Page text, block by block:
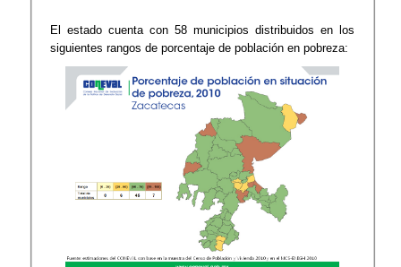
El estado cuenta con 58 municipios distribuidos en los
siguientes rangos de porcentaje de población en pobreza: